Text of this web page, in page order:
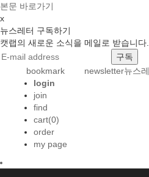
본문 바로가기
x
뉴스레터 구독하기
캣랩의 새로운 소식을 메일로 받습니다.
bookmark newsletter뉴스
login
join
find
cart(0)
order
my page